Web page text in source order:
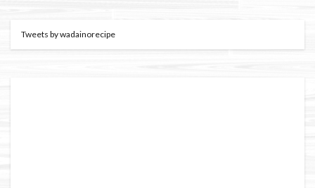
Tweets by wadainorecipe